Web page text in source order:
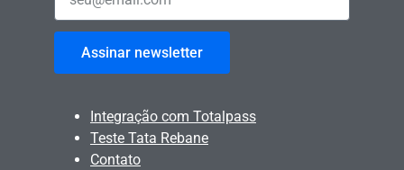
Assinar newsletter
Integração com Totalpass
Teste Tata Rebane
Contato